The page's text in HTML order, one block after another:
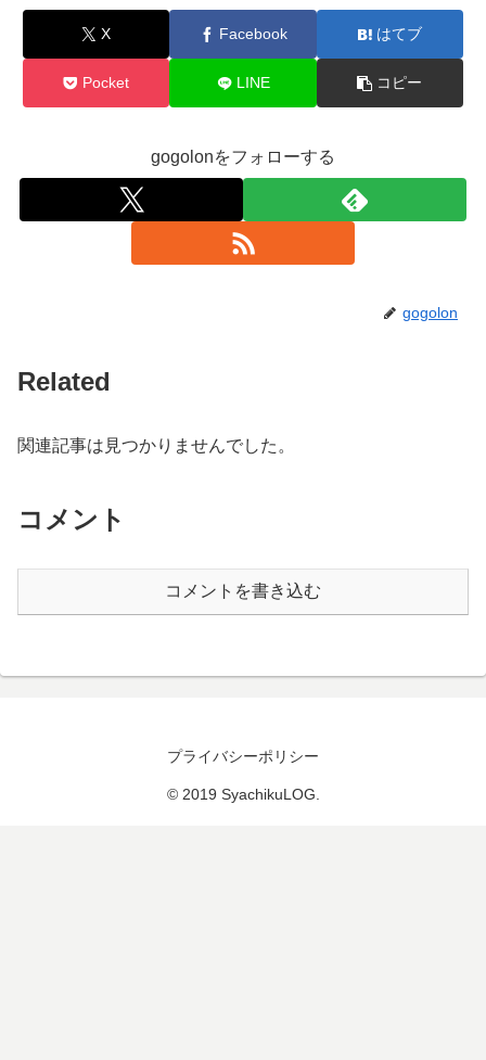
X Facebook はてブ
Pocket LINE コピー
gogolonをフォローする
gogolon
Related
関連記事は見つかりませんでした。
コメント
コメントを書き込む
プライバシーポリシー
© 2019 SyachikuLOG.